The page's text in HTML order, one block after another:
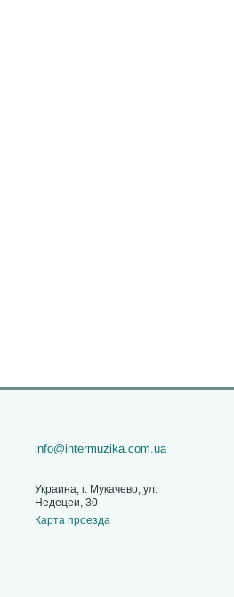
info@intermuzika.com.ua
Украина, г. Мукачево, ул.
Недецеи, 30
Карта проезда